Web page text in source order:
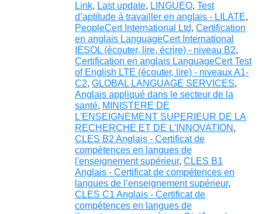
Link, Last update, LINGUEO, Test
d’aptitude à travailler en anglais - LILATE,
PeopleCert International Ltd, Certification
en anglais LanguageCert International
IESOL (écouter, lire, écrire) - niveau B2,
Certification en anglais LanguageCert Test
of English LTE (écouter, lire) - niveaux A1-
C2, GLOBAL LANGUAGE SERVICES,
Anglais appliqué dans le secteur de la
santé, MINISTERE DE
L'ENSEIGNEMENT SUPERIEUR DE LA
RECHERCHE ET DE L'INNOVATION ,
CLES B2 Anglais - Certificat de
compétences en langues de
l'enseignement supérieur, CLES B1
Anglais - Certificat de compétences en
langues de l’enseignement supérieur,
CLES C1 Anglais - Certificat de
compétences en langues de